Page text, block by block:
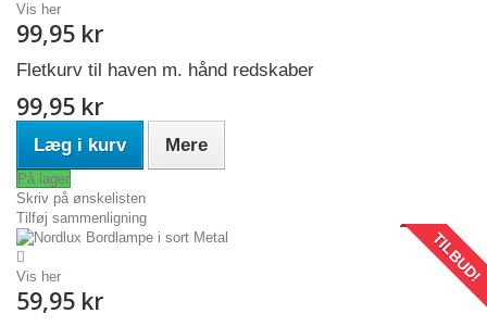
Vis her
99,95 kr
Fletkurv til haven m. hånd redskaber
99,95 kr
Læg i kurv Mere
På lager
Skriv på ønskelisten
Tilføj sammenligning
Vis her
59,95 kr
TILBUD!